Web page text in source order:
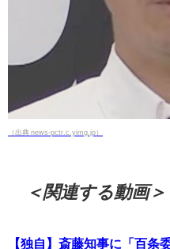
（出典 news-pctr.c.yimg.jp）
＜関連する動画＞
【独自】斎藤知事に「百条